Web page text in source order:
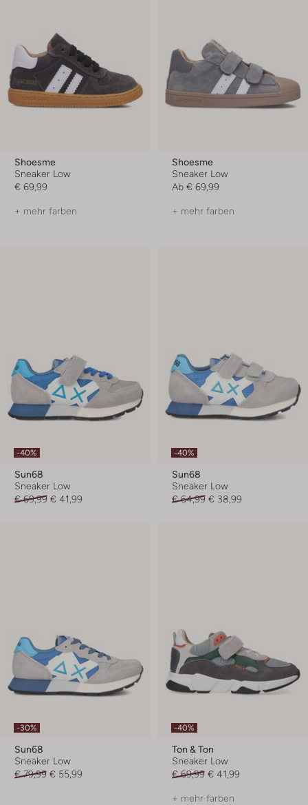
Shoesme
Sneaker Low
€ 69,99
+ mehr farben
Shoesme
Sneaker Low
Ab € 69,99
+ mehr farben
-40%
Sun68
Sneaker Low
€ 69,99 € 41,99
-40%
Sun68
Sneaker Low
€ 64,99 € 38,99
-30%
Sun68
Sneaker Low
€ 79,99 € 55,99
-40%
Ton & Ton
Sneaker Low
€ 69,99 € 41,99
+ mehr farben